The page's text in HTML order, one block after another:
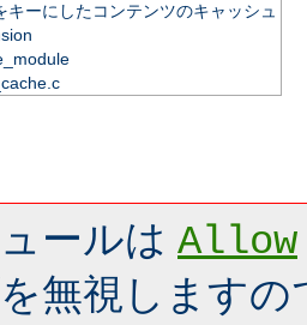
キーにしたコンテンツのキャッシュ
ールは Allow
無視しますの